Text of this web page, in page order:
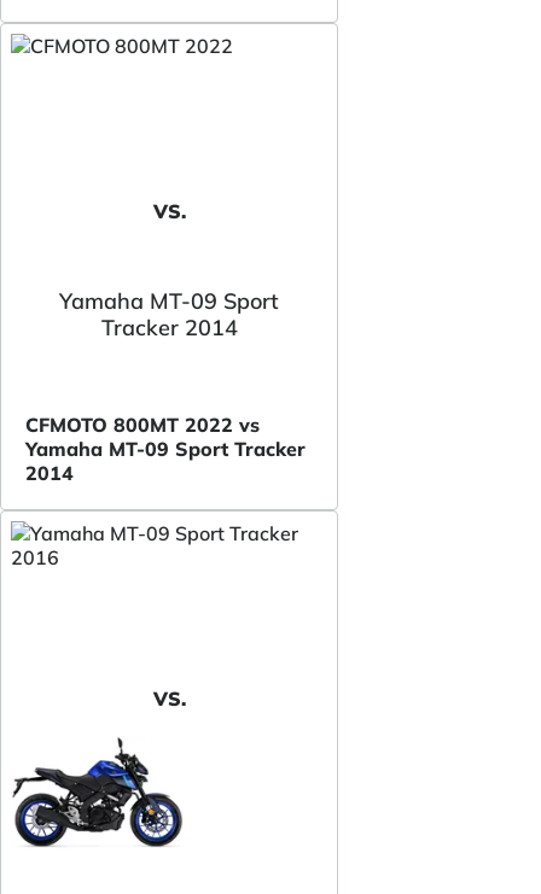
VS.
Yamaha MT-09 Sport
Tracker 2014
CFMOTO 800MT 2022 vs
Yamaha MT-09 Sport Tracker
2014
VS.